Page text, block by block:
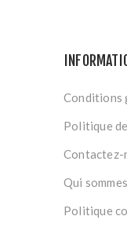
Conditions
Politique
Contactez-
Qui
Politique